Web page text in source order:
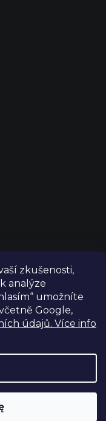
zkušenosti,
analýze
umožníte
Google,
údajů. Více info
cookie